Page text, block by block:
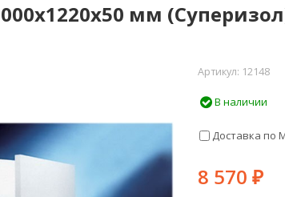
мм
Артикул: 12148
В наличии
Доставка по
8 570 ₽